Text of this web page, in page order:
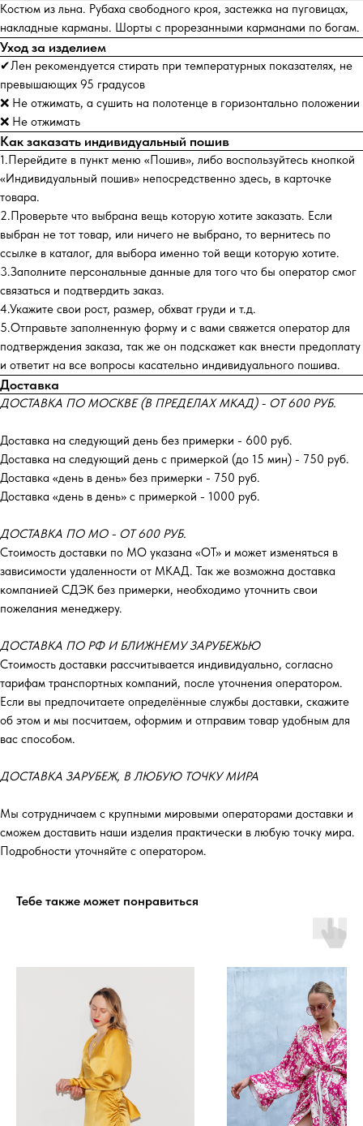
Костюм из льна. Рубаха свободного кроя, застежка на пуговицах,
накладные карманы. Шорты с прорезанными карманами по богам.
Уход за изделием
✔Лен рекомендуется стирать при температурных показателях, не
превышающих 95 градусов
❌ Не отжимать, а сушить на полотенце в горизонтально положении
❌ Не отжимать
Как заказать индивидуальный пошив
1.Перейдите в пункт меню «Пошив», либо воспользуйтесь кнопкой
«Индивидуальный пошив» непосредственно здесь, в карточке
товара.
2.Проверьте что выбрана вещь которую хотите заказать. Если
выбран не тот товар, или ничего не выбрано, то вернитесь по
ссылке в каталог, для выбора именно той вещи которую хотите.
3.Заполните персональные данные для того что бы оператор смог
связаться и подтвердить заказ.
4.Укажите свои рост, размер, обхват груди и т.д.
5.Отправьте заполненную форму и с вами свяжется оператор для
подтверждения заказа, так же он подскажет как внести предоплату
и ответит на все вопросы касательно индивидуального пошива.
Доставка
ДОСТАВКА ПО МОСКВЕ (В ПРЕДЕЛАХ МКАД) - ОТ 600 РУБ.
Доставка на следующий день без примерки - 600 руб.
Доставка на следующий день с примеркой (до 15 мин) - 750 руб.
Доставка «день в день» без примерки - 750 руб.
Доставка «день в день» с примеркой - 1000 руб.
ДОСТАВКА ПО МО - ОТ 600 РУБ.
Стоимость доставки по МО указана «ОТ»‎ и может изменяться в
зависимости удаленности от МКАД. Так же возможна доставка
компанией СДЭК без примерки, необходимо уточнить свои
пожелания менеджеру.
ДОСТАВКА ПО РФ И БЛИЖНЕМУ ЗАРУБЕЖЬЮ
Стоимость доставки рассчитывается индивидуально, согласно
тарифам транспортных компаний, после уточнения оператором.
Если вы предпочитаете определённые службы доставки, скажите
об этом и мы посчитаем, оформим и отправим товар удобным для
вас способом.
ДОСТАВКА ЗАРУБЕЖ, В ЛЮБУЮ ТОЧКУ МИРА
Мы сотрудничаем с крупными мировыми операторами доставки и
сможем доставить наши изделия практически в любую точку мира.
Подробности уточняйте с оператором.
Тебе также может понравиться